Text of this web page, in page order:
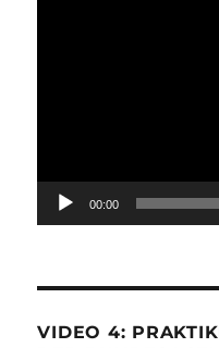
00:00
VIDEO 4: